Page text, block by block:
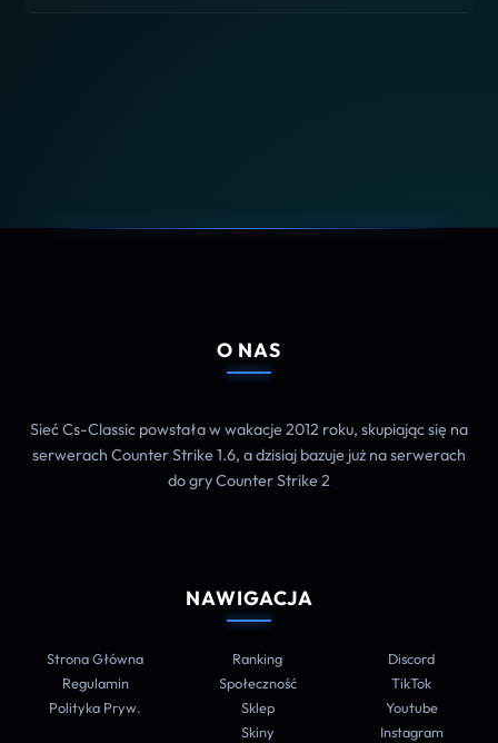
O NAS
Sieć Cs-Classic powstała w wakacje 2012 roku, skupiając się na
serwerach Counter Strike 1.6, a dzisiaj bazuje już na serwerach
do gry Counter Strike 2
NAWIGACJA
Strona Główna
Regulamin
Polityka Pryw.
Ranking
Społeczność
Sklep
Skiny
Discord
TikTok
Youtube
Instagram